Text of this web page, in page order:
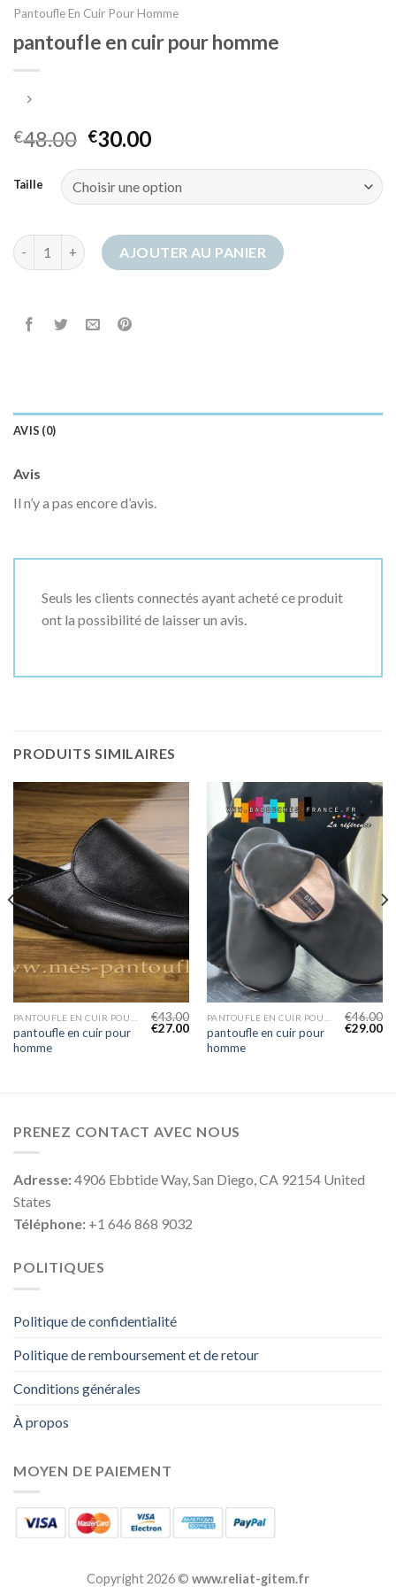
Pantoufle En Cuir Pour Homme
pantoufle en cuir pour homme
€48.00 €30.00
Taille
quantité de pantoufle en cuir pour homme
AJOUTER AU PANIER
AVIS (0)
Avis
Il n’y a pas encore d’avis.
Seuls les clients connectés ayant acheté ce produit
ont la possibilité de laisser un avis.
PRODUITS SIMILAIRES
pantoufle en cuir pour
homme
€43.00
€27.00
pantoufle en cuir pour
homme
€46.00
€29.00
PRENEZ CONTACT AVEC NOUS
Adresse:4906 Ebbtide Way, San Diego, CA 92154 United
States
Téléphone: +1 646 868 9032
POLITIQUES
Politique de confidentialité
Politique de remboursement et de retour
Conditions générales
À propos
MOYEN DE PAIEMENT
Copyright 2026 © www.reliat-gitem.fr